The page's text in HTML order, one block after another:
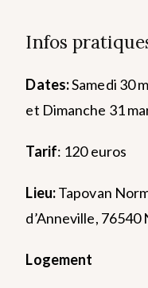
Infos
Dates:Samedi 30
et Dimanche 31
Tarif: 120 euros
Lieu:Tapovan
d’Anneville, 76540
Logement